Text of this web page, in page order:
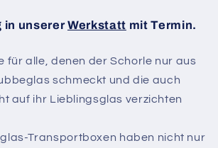
in unsererWerkstatt mit Termin.
für alle, denen der Schorle nur aus
schmeckt und die auch
auf ihr Lieblingsglas verzichten
Transportboxen haben nicht nur